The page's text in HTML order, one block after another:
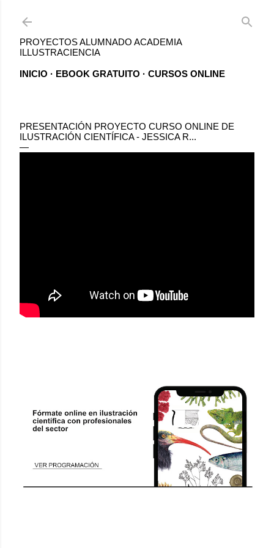
PROYECTOS ALUMNADO ACADEMIA
ILLUSTRACIENCIA
INICIO EBOOK GRATUITO CURSOS ONLINE
PRESENTACIÓN PROYECTO CURSO ONLINE DE
ILUSTRACIÓN CIENTÍFICA - JESSICA R...